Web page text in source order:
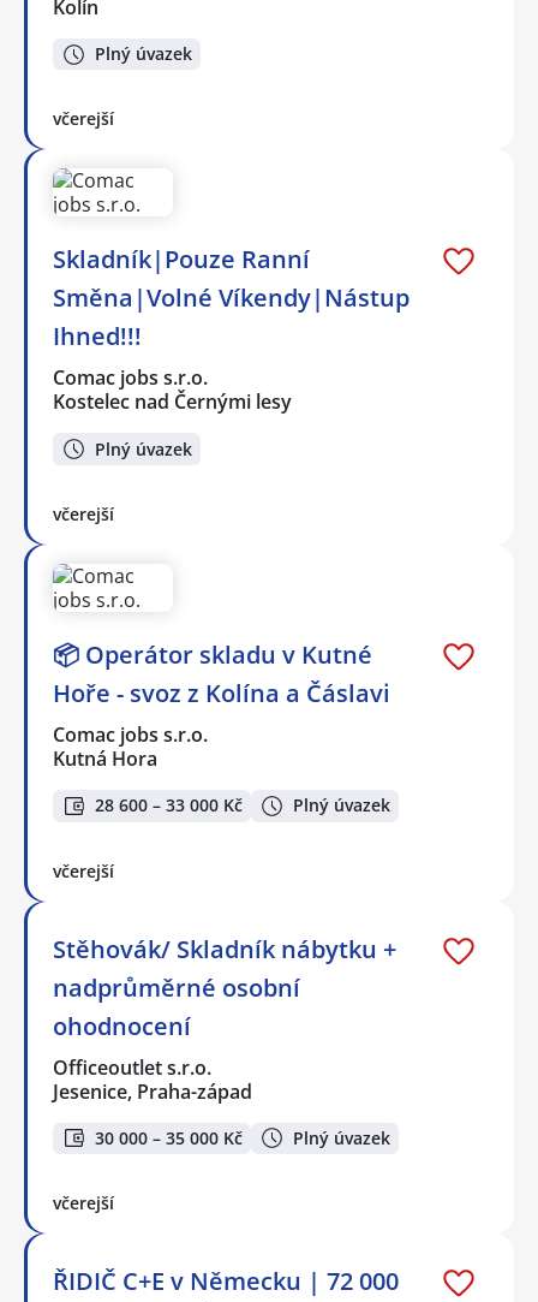
Kolín
Plný úvazek
včerejší
Skladník|Pouze Ranní
Směna|Volné Víkendy|Nástup
Ihned!!!
Comac jobs s.r.o.
Kostelec nad Černými lesy
Plný úvazek
včerejší
📦 Operátor skladu v Kutné
Hoře - svoz z Kolína a Čáslavi
Comac jobs s.r.o.
Kutná Hora
28 600 – 33 000 Kč Plný úvazek
včerejší
Stěhovák/ Skladník nábytku +
nadprůměrné osobní
ohodnocení
Officeoutlet s.r.o.
Jesenice, Praha-západ
30 000 – 35 000 Kč Plný úvazek
včerejší
ŘIDIČ C+E v Německu | 72 000